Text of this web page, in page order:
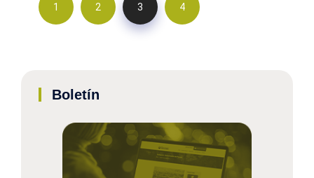
1 2 3 4
Boletín